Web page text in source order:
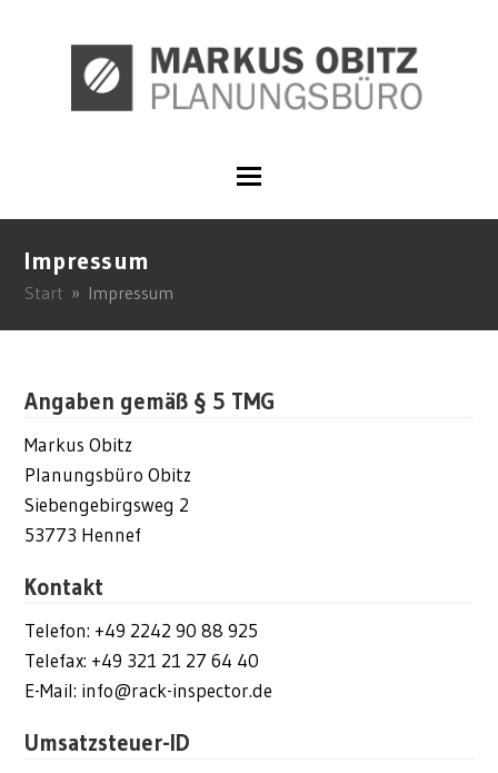
Impressum
Start » Impressum
Angaben gemäß § 5 TMG
Markus Obitz
Planungsbüro Obitz
Siebengebirgsweg 2
53773 Hennef
Kontakt
Telefon: +49 2242 90 88 925
Telefax: +49 321 21 27 64 40
E-Mail: info@rack-inspector.de
Umsatzsteuer-ID